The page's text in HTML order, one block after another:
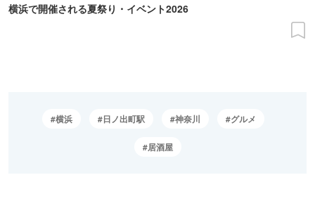
横浜で開催される夏祭り・イベント2026
横浜 日ノ出町駅 神奈川 グルメ
居酒屋